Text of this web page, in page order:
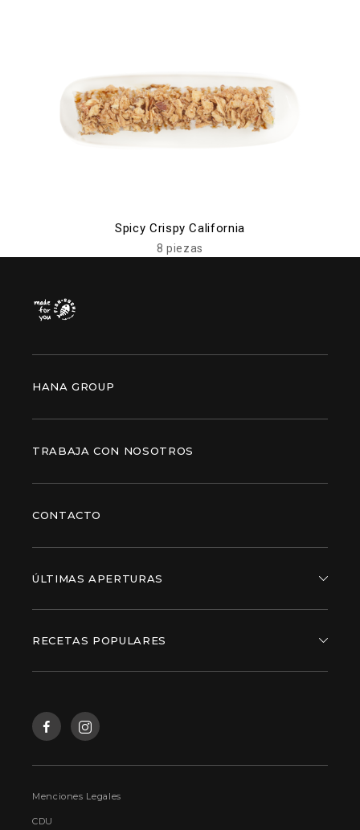
Spicy Crispy California
8 piezas
HANA GROUP
TRABAJA CON NOSOTROS
CONTACTO
ÚLTIMAS APERTURAS
RECETAS POPULARES
Menciones Legales
CDU